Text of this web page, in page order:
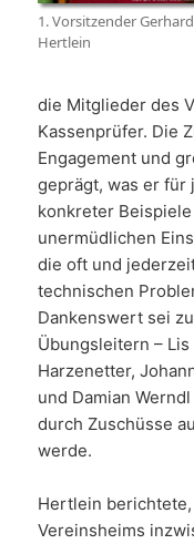
1. Vorsitzender Gerhard
Hertlein
die Mitglieder des
Kassenprüfer. Die
Engagement und
geprägt, was er für
konkreter
unermüdlichen
die oft und
technischen
Dankenswert sei
Übungsleitern –
Harzenetter,
und Damian
durch Zuschüsse
werde.
Hertlein
Vereinsheims